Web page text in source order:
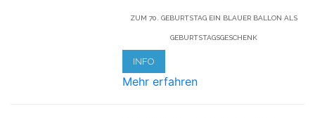
ZUM 70. GEBURTSTAG EIN BLAUER BALLON ALS
GEBURTSTAGSGESCHENK
INFO
Mehr erfahren